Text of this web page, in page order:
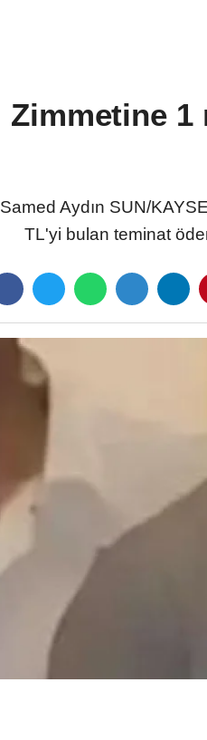
Zimmetine 1
Samed Aydın SUN/
TL'yi bulan teminat